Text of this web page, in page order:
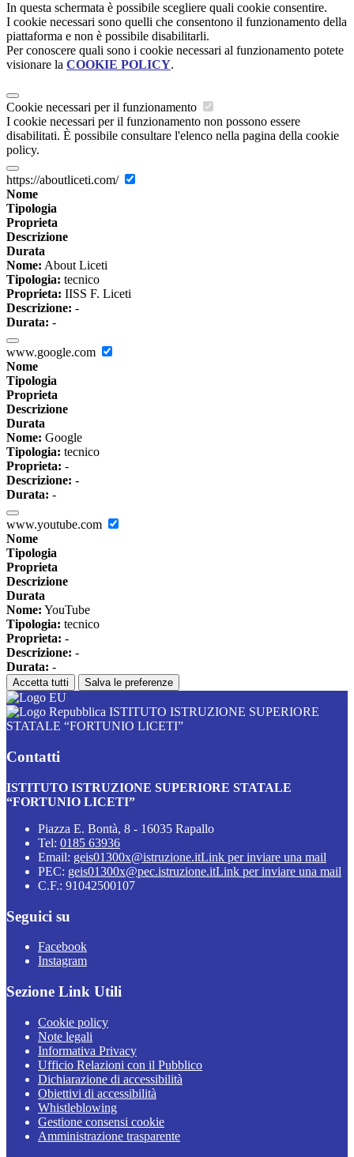
In questa schermata è possibile scegliere quali cookie consentire.
I cookie necessari sono quelli che consentono il funzionamento della
piattaforma e non è possibile disabilitarli.
Per conoscere quali sono i cookie necessari al funzionamento potete
visionare la COOKIE POLICY.
Cookie necessari per il funzionamento
I cookie necessari per il funzionamento non possono essere
disabilitati. È possibile consultare l'elenco nella pagina della cookie
policy.
https://aboutliceti.com/
Nome
Tipologia
Proprieta
Descrizione
Durata
Nome: About Liceti
Tipologia: tecnico
Proprieta: IISS F. Liceti
Descrizione: -
Durata: -
www.google.com
Nome
Tipologia
Proprieta
Descrizione
Durata
Nome: Google
Tipologia: tecnico
Proprieta: -
Descrizione: -
Durata: -
www.youtube.com
Nome
Tipologia
Proprieta
Descrizione
Durata
Nome: YouTube
Tipologia: tecnico
Proprieta: -
Descrizione: -
Durata: -
Accetta tutti Salva le preferenze
ISTITUTO ISTRUZIONE SUPERIORE
STATALE “FORTUNIO LICETI”
Contatti
ISTITUTO ISTRUZIONE SUPERIORE STATALE
“FORTUNIO LICETI”
Piazza E. Bontà, 8 - 16035 Rapallo
Tel: 0185 63936
Email: geis01300x@istruzione.itLink per inviare una mail
PEC: geis01300x@pec.istruzione.itLink per inviare una mail
C.F.: 91042500107
Seguici su
Facebook
Instagram
Sezione Link Utili
Cookie policy
Note legali
Informativa Privacy
Ufficio Relazioni con il Pubblico
Dichiarazione di accessibilità
Obiettivi di accessibilità
Whistleblowing
Gestione consensi cookie
Amministrazione trasparente